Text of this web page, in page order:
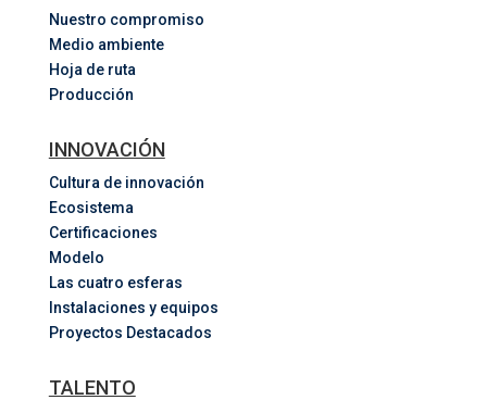
Nuestro compromiso
Medio ambiente
Hoja de ruta
Producción
INNOVACIÓN
Cultura de innovación
Ecosistema
Certificaciones
Modelo
Las cuatro esferas
Instalaciones y equipos
Proyectos Destacados
TALENTO